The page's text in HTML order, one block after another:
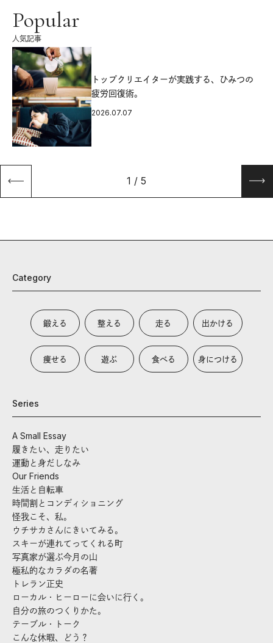
Popular
人気記事
トップクリエイターが実践する、ひみつの
疲労回復術。
2026.07.07
1 / 5
Category
鍛える 整える 走る 出かける
痩せる 遊ぶ 食べる 身につける
Series
A Small Essay
履きたい、走りたい
運動と身だしなみ
Our Friends
生活と自転車
時間割とコンディショニング
怪我こそ、私。
ウチサカさんにきいてみる。
スキーが連れてってくれる町
写真家が選ぶ今月の山
極私的なカラダの名著
トレラン正史
ローカル・ヒーローに会いに行く。
自分の旅のつくりかた。
テーブル・トーク
こんな休暇、どう？